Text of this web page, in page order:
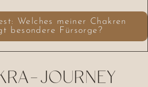
Welches meiner Chakren
besondere Fürsorge?
JOURNEY